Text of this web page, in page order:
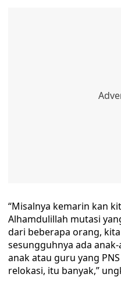
“Misalnya kemarin kan
Alhamdulillah mutasi
dari beberapa orang,
sesungguhnya ada
anak atau guru yang
relokasi, itu banyak,”